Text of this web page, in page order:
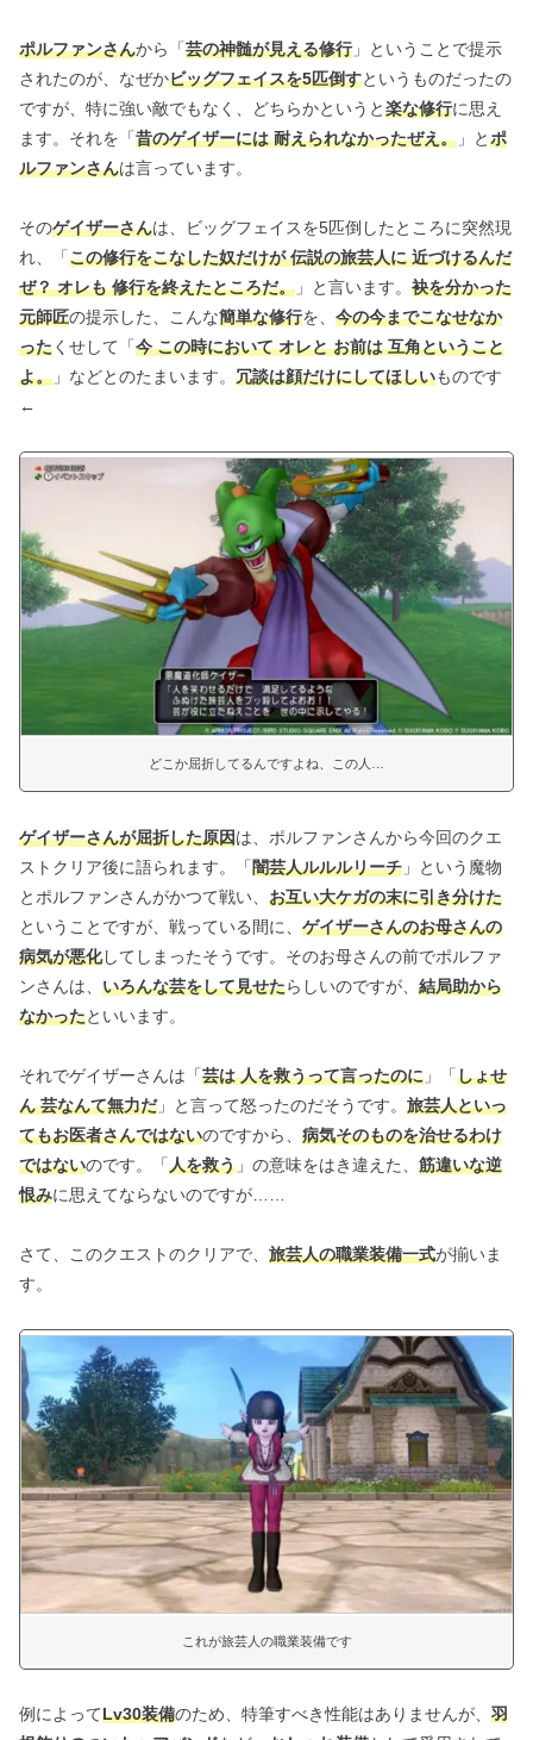
ポルファンさんから「芸の神髄が見える修行」ということで提示
されたのが、なぜかビッグフェイスを5匹倒すというものだったの
ですが、特に強い敵でもなく、どちらかというと楽な修行に思え
ます。それを「昔のゲイザーには 耐えられなかったぜえ。 」とポ
ルファンさんは言っています。
そのゲイザーさんは、ビッグフェイスを5匹倒したところに突然現
れ、「この修行をこなした奴だけが 伝説の旅芸人に 近づけるんだ
ぜ？ オレも 修行を終えたところだ。 」と言います。 袂を分かった
元師匠の提示した、こんな簡単な修行を、 今の今までこなせなか
ったくせして「今 この時において オレと お前は 互角ということ
よ。 」などとのたまいます。 冗談は顔だけにしてほしいものです
←
どこか屈折してるんですよね、この人…
ゲイザーさんが屈折した原因は、ポルファンさんから今回のクエ
ストクリア後に語られます。「闇芸人ルルルリーチ 」という魔物
とポルファンさんがかつて戦い、 お互い大ケガの末に引き分けた
ということですが、戦っている間に、 ゲイザーさんのお母さんの
病気が悪化してしまったそうです。そのお母さんの前でポルファ
ンさんは、 いろんな芸をして見せたらしいのですが、 結局助から
なかったといいます。
それでゲイザーさんは「芸は 人を救うって言ったのに 」「しょせ
ん 芸なんて無力だ」と言って怒ったのだそうです。 旅芸人といっ
てもお医者さんではないのですから、 病気そのものを治せるわけ
ではないのです。「人を救う 」の意味をはき違えた、 筋違いな逆
恨みに思えてならないのですが……
さて、このクエストのクリアで、 旅芸人の職業装備一式が揃いま
す。
これが旅芸人の職業装備です
例によってLv30装備のため、特筆すべき性能はありませんが、 羽